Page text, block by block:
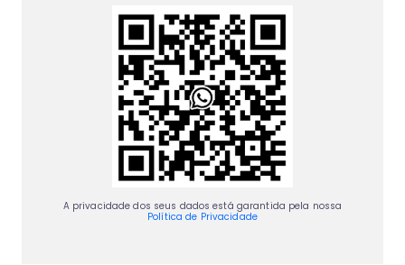
A privacidade dos seus dados está garantida pela nossa
Política de Privacidade